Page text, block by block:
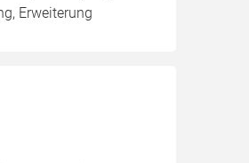
Erweiterung